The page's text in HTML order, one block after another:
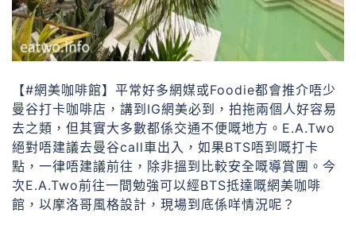
【#網美咖啡館】平常好多網媒或Foodie都會推介唔少
曼谷打卡咖啡店，講到IG網美必到，拍拖兩個人好容易
去之類，但其實大多數都係交通不便嘅地方。E.A.Two
絕對唔建議去曼谷call車出入，如果BTS唔到嘅打卡
點，一律唔建議前往，除非搵到比較安全嘅導賞團。今
次E.A.Two前往一間勉強可以經BTS抵達嘅網美咖啡
館，以摩洛哥風格設計，現場到底係咩情況呢？